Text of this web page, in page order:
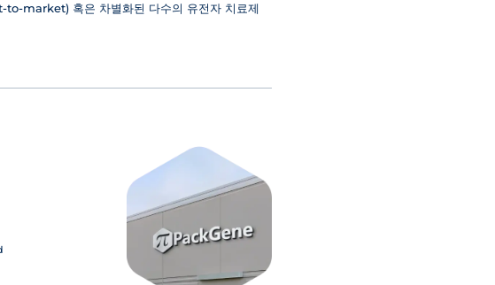
to-market) 혹은 차별화된 다수의 유전자 치료제